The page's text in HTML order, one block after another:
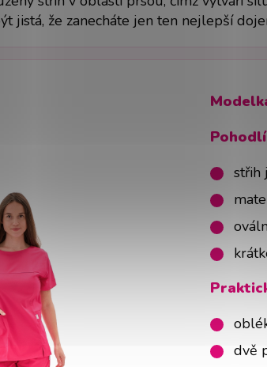
jistá, že zanecháte jen ten nejlepší
střih
dvě